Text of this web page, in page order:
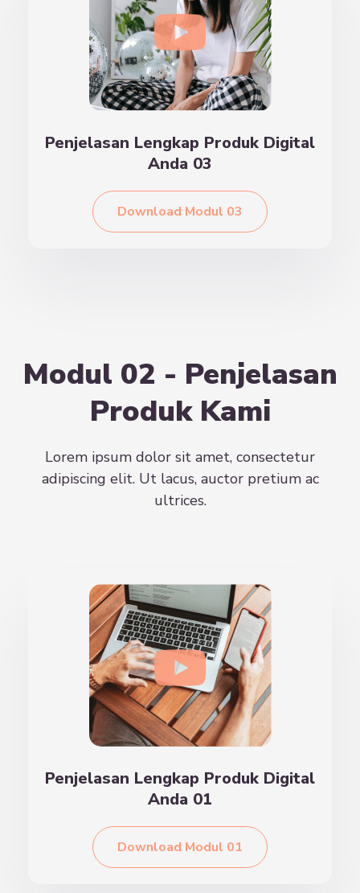
Penjelasan Lengkap Produk Digital
Anda 03
Download Modul 03
Modul 02 - Penjelasan
Produk Kami
Lorem ipsum dolor sit amet, consectetur
adipiscing elit. Ut lacus, auctor pretium ac
ultrices.
Penjelasan Lengkap Produk Digital
Anda 01
Download Modul 01